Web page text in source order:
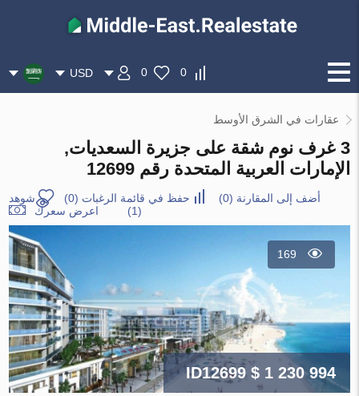
0
0
USD
عقارات في الشرق الأوسط
3 غرف نوم شقة على جزيرة السعديات,
الإمارات العربية المتحدة رقم 12699
أضف إلى المقارنة (
0
) حفظ في قائمة الرغبات (
0
)
شوهد
(1)
اعرض سعرك
169
ID12699$ 1 230 994